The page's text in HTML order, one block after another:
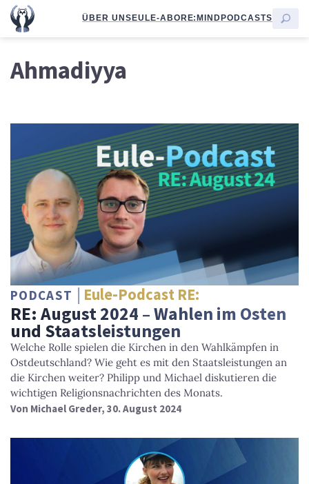
ÜBER UNSEULE-ABORE:MINDPODCASTS
Ahmadiyya
PODCAST Eule-Podcast RE:
RE: August 2024 – Wahlen im Osten
und Staatsleistungen
Welche Rolle spielen die Kirchen in den Wahlkämpfen in
Ostdeutschland? Wie geht es mit den Staatsleistungen an
die Kirchen weiter? Philipp und Michael diskutieren die
wichtigen Religionsnachrichten des Monats.
Von Michael Greder, 30. August 2024